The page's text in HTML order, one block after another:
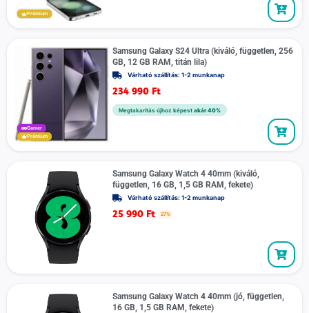
Prémium
Gamer
Prémium
Samsung Galaxy S24 Ultra (kiváló, független, 256
GB, 12 GB RAM, titán lila)
Várható szállítás: 1-2 munkanap
234 990 Ft
Megtakarítás újhoz képest akár 40%
Samsung Galaxy Watch 4 40mm (kiváló,
független, 16 GB, 1,5 GB RAM, fekete)
Várható szállítás: 1-2 munkanap
25 990 Ft 27%
Samsung Galaxy Watch 4 40mm (jó, független,
16 GB, 1,5 GB RAM, fekete)